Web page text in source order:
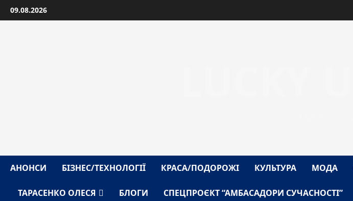
Перейти
до
09.08.2026
АНОНСИ БІЗНЕС/ТЕХНОЛОГІЇ КРАСА/ПОДОРОЖІ КУЛЬТУРА МОДА
ТАРАСЕНКО ОЛЕСЯ БЛОГИ СПЕЦПРОЄКТ “АМБАСАДОРИ СУЧАСНОСТІ”